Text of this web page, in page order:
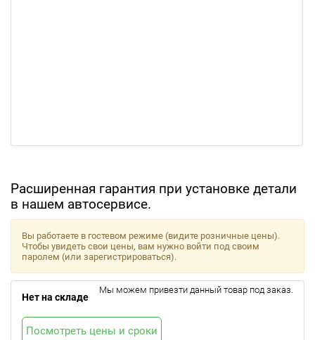
Расширенная гарантия при установке детали
в нашем автосервисе.
Вы работаете в гостевом режиме (видите розничные цены).
Чтобы увидеть свои цены, вам нужно войти под своим
паролем (или зарегистрироваться).
Нет на складе
Мы можем привезти данный товар под заказ.
Посмотреть цены и сроки